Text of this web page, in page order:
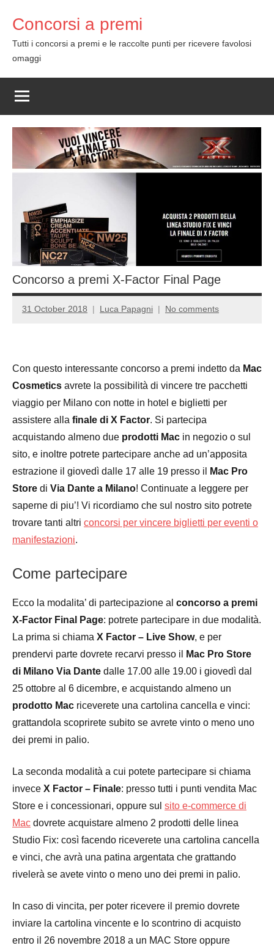
content
Concorsi a premi
Tutti i concorsi a premi e le raccolte punti per ricevere favolosi
omaggi
Concorso a premi X-Factor Final Page
31 October 2018 Luca Papagni No comments
Con questo interessante concorso a premi indetto da Mac
Cosmetics avrete la possibilità di vincere tre pacchetti
viaggio per Milano con notte in hotel e biglietti per
assistere alla finale di X Factor. Si partecipa
acquistando almeno due prodotti Mac in negozio o sul
sito, e inoltre potrete partecipare anche ad un’apposita
estrazione il giovedì dalle 17 alle 19 presso il
Mac Pro
Store di Via Dante a Milano! Continuate a leggere per
saperne di piu’! Vi ricordiamo che sul nostro sito potrete
trovare tanti altri concorsi per vincere biglietti per eventi o
manifestazioni.
Come partecipare
Ecco la modalita’ di partecipazione al concorso a premi
X-Factor Final Page: potrete partecipare in due modalità.
La prima si chiama X Factor – Live Show, e per
prendervi parte dovrete recarvi presso il
Mac Pro Store
di Milano Via Dante dalle 17.00 alle 19.00 i giovedì dal
25 ottobre al 6 dicembre, e acquistando almeno un
prodotto Mac riceverete una cartolina cancella e vinci:
grattandola scoprirete subito se avrete vinto o meno uno
dei premi in palio.
La seconda modalità a cui potete partecipare si chiama
invece X Factor – Finale: presso tutti i punti vendita Mac
Store e i concessionari, oppure sul sito e-commerce di
Mac dovrete acquistare almeno 2 prodotti delle linea
Studio Fix: così facendo riceverete una cartolina cancella
e vinci, che avrà una patina argentata che grattando
rivelerà se avete vinto o meno uno dei premi in palio.
In caso di vincita, per poter ricevere il premio dovrete
inviare la cartolina vincente e lo scontrino di acquisto
entro il 26 novembre 2018 a un MAC Store oppure